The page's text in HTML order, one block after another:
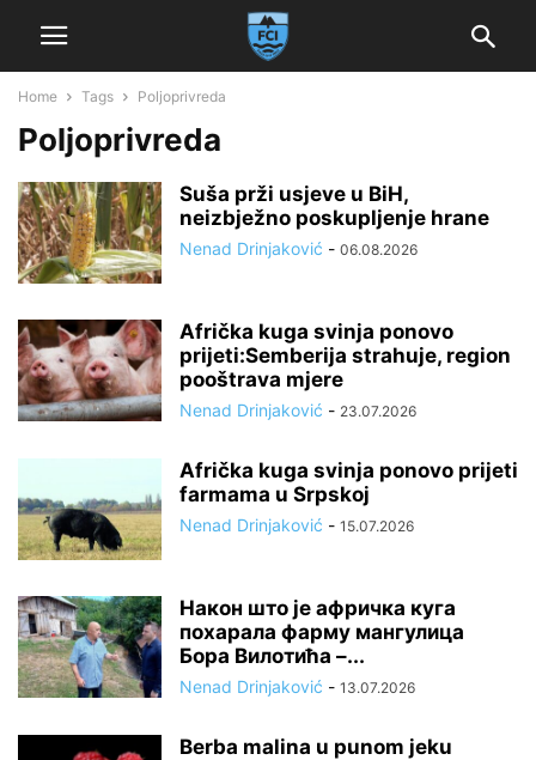
Home Tags Poljoprivreda
Poljoprivreda
Suša prži usjeve u BiH,
neizbježno poskupljenje hrane
Nenad Drinjaković - 06.08.2026
Afrička kuga svinja ponovo
prijeti:Semberija strahuje, region
pooštrava mjere
Nenad Drinjaković - 23.07.2026
Afrička kuga svinja ponovo prijeti
farmama u Srpskoj
Nenad Drinjaković - 15.07.2026
Након што је афричка куга
похарала фарму мангулица
Бора Вилотића –...
Nenad Drinjaković - 13.07.2026
Berba malina u punom jeku